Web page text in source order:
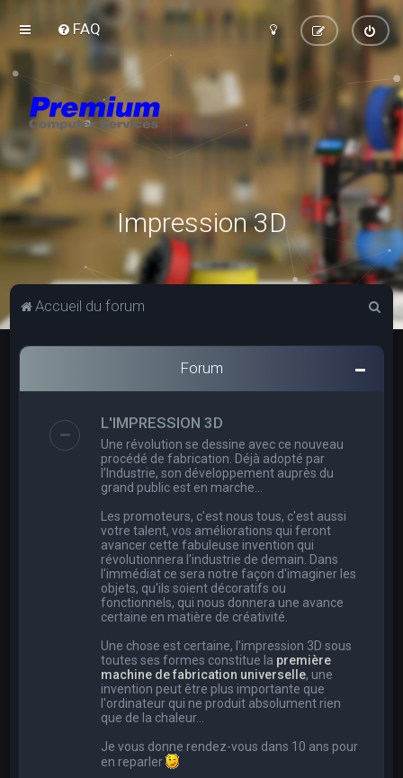
FAQ
Impression 3D
Accueil du forum
c
Forum
L'IMPRESSION 3D
Une révolution se dessine avec ce nouveau
procédé de fabrication. Déjà adopté par
l’Industrie, son développement auprès du
grand public est en marche…
Les promoteurs, c'est nous tous, c'est aussi
votre talent, vos améliorations qui feront
avancer cette fabuleuse invention qui
révolutionnera l'industrie de demain. Dans
l'immédiat ce sera notre façon d'imaginer les
objets, qu'ils soient décoratifs ou
fonctionnels, qui nous donnera une avance
certaine en matière de créativité.
Une chose est certaine, l'impression 3D sous
toutes ses formes constitue la première
machine de fabrication universelle, une
invention peut être plus importante que
l'ordinateur qui ne produit absolument rien
que de la chaleur...
Je vous donne rendez-vous dans 10 ans pour
en reparler